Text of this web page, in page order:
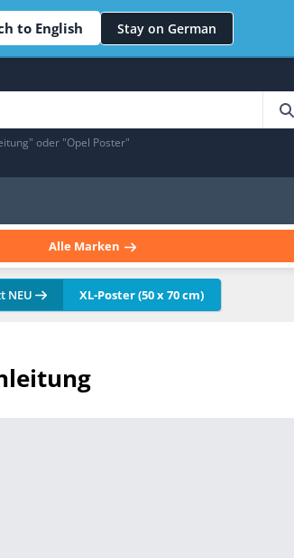
to English Stay on German
oder "Opel Poster"
Alle Marken
NEU XL-Poster (50 x 70 cm)